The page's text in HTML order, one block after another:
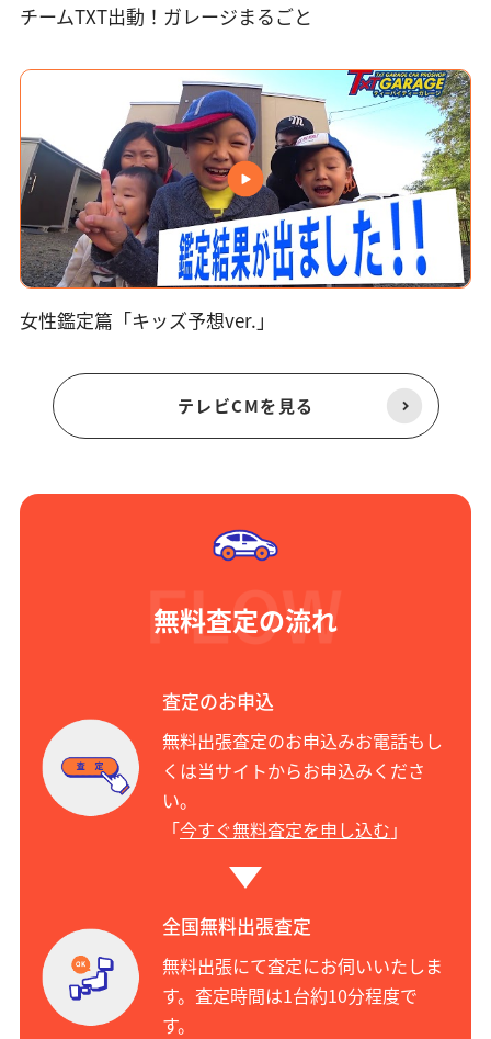
チームTXT出動！ガレージまるごと
女性鑑定篇「キッズ予想ver.」
テレビCMを見る
無料査定の流れ
査定のお申込
無料出張査定のお申込みお電話もし
くは当サイトからお申込みくださ
い。
「今すぐ無料査定を申し込む 」
全国無料出張査定
無料出張にて査定にお伺いいたしま
す。査定時間は1台約10分程度で
す。